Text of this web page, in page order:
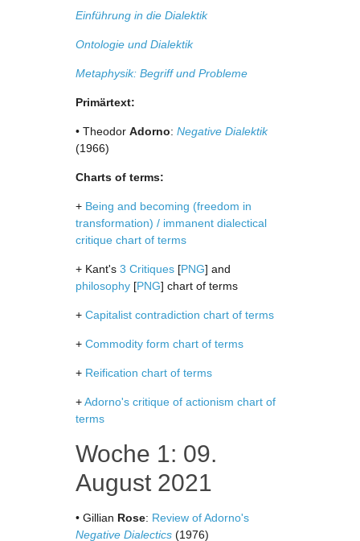
Einführung in die Dialektik
Ontologie und Dialektik
Metaphysik: Begriff und Probleme
Primärtext:
• Theodor Adorno: Negative Dialektik
(1966)
Charts of terms:
+ Being and becoming (freedom in
transformation) / immanent dialectical
critique chart of terms
+ Kant's 3 Critiques [PNG] and
philosophy [PNG] chart of terms
+ Capitalist contradiction chart of terms
+ Commodity form chart of terms
+ Reification chart of terms
+Adorno's critique of actionism chart of
terms
Woche 1: 09.
August 2021
• Gillian Rose: Review of Adorno's
Negative Dialectics (1976)